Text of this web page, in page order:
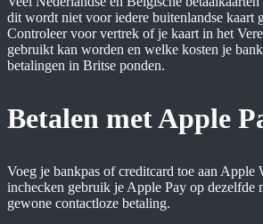
dit wordt niet voor iedere buitenlandse kaart
Controleer voor vertrek of je kaart in het
gebruikt kan worden en welke kosten je
betalingen in Britse ponden.
Betalen met Apple
Voeg je bankpas of creditcard toe aan Apple
inchecken gebruik je Apple Pay op dezelfde
gewone contactloze betaling.